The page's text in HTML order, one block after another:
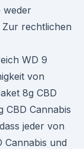
weder
Zur rechtlichen
WD 9
von
8g CBD
CBD Cannabis
jeder von
Cannabis und